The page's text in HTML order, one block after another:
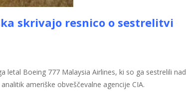
skrivajo ​​resnico o sestrelitvi
Boeing 777 Malaysia Airlines, ki so ga sestrelili nad
ameriške obveščevalne agencije CIA.